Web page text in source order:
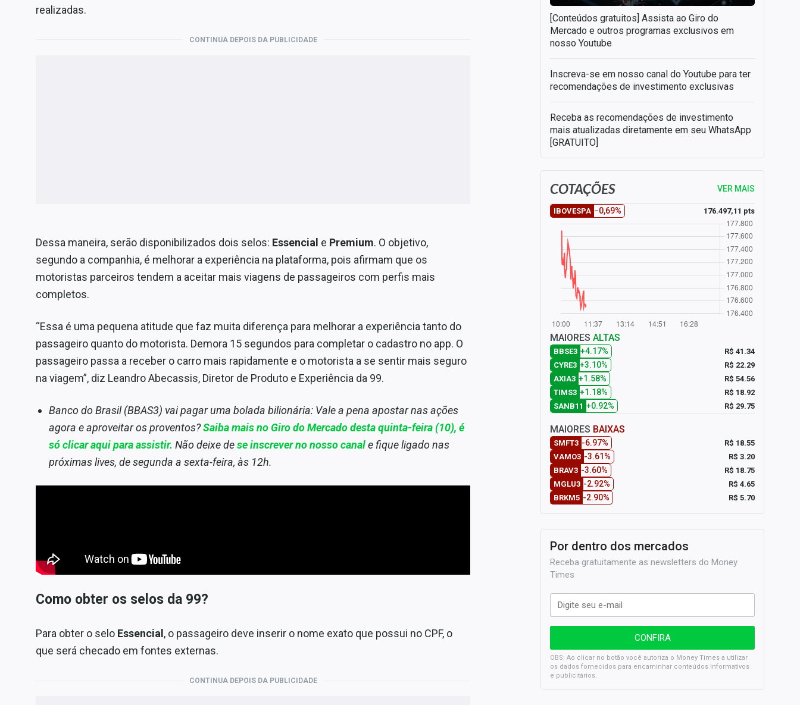
realizadas.
CONTINUA DEPOIS DA PUBLICIDADE
Dessa maneira, serão disponibilizados dois selos: Essencial e Premium. O objetivo,
segundo a companhia, é melhorar a experiência na plataforma, pois afirmam que os
motoristas parceiros tendem a aceitar mais viagens de passageiros com perfis mais
completos.
“Essa é uma pequena atitude que faz muita diferença para melhorar a experiência tanto do
passageiro quanto do motorista. Demora 15 segundos para completar o cadastro no app. O
passageiro passa a receber o carro mais rapidamente e o motorista a se sentir mais seguro
na viagem”, diz Leandro Abecassis, Diretor de Produto e Experiência da 99.
Banco do Brasil (BBAS3) vai pagar uma bolada bilionária: Vale a pena apostar nas ações
agora e aproveitar os proventos?Saiba mais no Giro do Mercado desta quinta-feira (10), é
só clicar aqui para assistir. Não deixe dese inscrever no nosso canale fique ligado nas
próximas lives, de segunda a sexta-feira, às 12h.
Como obter os selos da 99?
Para obter o selo Essencial , o passageiro deve inserir o nome exato que possui no CPF, o
que será checado em fontes externas.
CONTINUA DEPOIS DA PUBLICIDADE
[Conteúdos gratuitos] Assista ao Giro do
Mercado e outros programas exclusivos em
nosso Youtube
Inscreva-se em nosso canal do Youtube para ter
recomendações de investimento exclusivas
Receba as recomendações de investimento
mais atualizadas diretamente em seu WhatsApp
[GRATUITO]
COTAÇÕES VER MAIS
IBOVESPA −0,69% 176.497,11 pts
MAIORES ALTAS
BBSE3 +4.17%
R$ 41.34
CYRE3 +3.10%
R$ 22.29
AXIA3 +1.58%
R$ 54.56
TIMS3 +1.18%
R$ 18.92
SANB11 +0.92% R$ 29.75
MAIORES BAIXAS
SMFT3 -6.97%
R$ 18.55
VAMO3 -3.61%
R$ 3.20
BRAV3 -3.60%
R$ 18.75
MGLU3 -2.92%
R$ 4.65
BRKM5 -2.90% R$ 5.70
Por dentro dos mercados
Receba gratuitamente as newsletters do Money
Times
OBS: Ao clicar no botão você autoriza o Money Times a utilizar
os dados fornecidos para encaminhar conteúdos informativos
e publicitários.
SELIC em 14%: A repercussão da decisão sobre os JUROS